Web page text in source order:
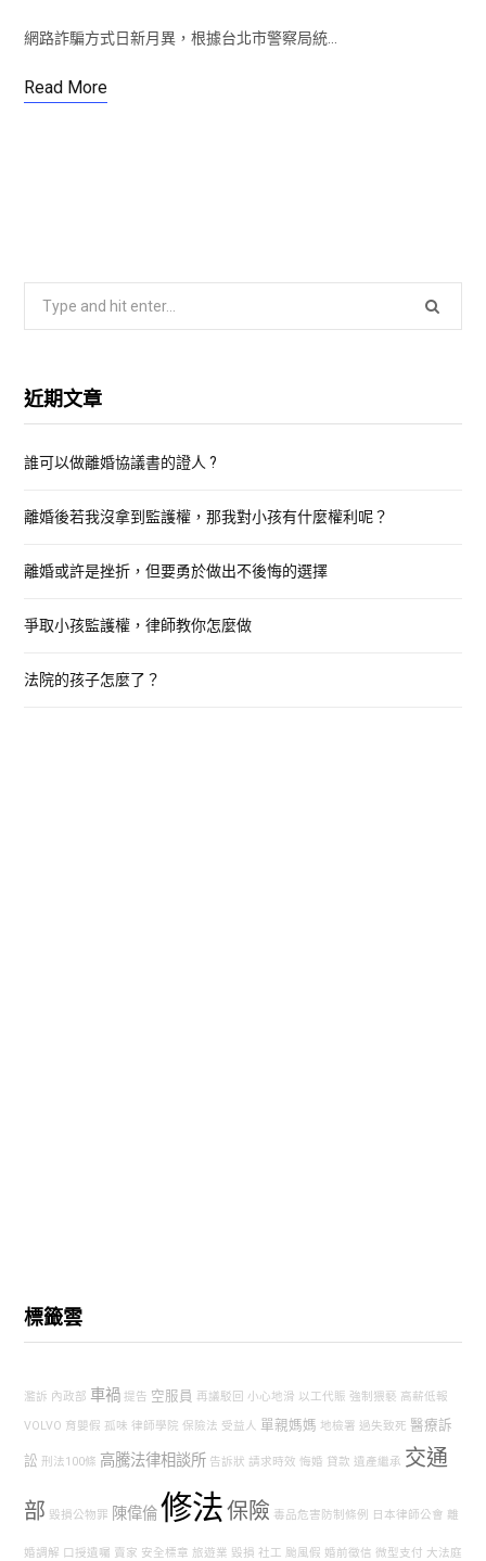
網路詐騙方式日新月異，根據台北市警察局統…
Read More
c
f
r
近期文章
誰可以做離婚協議書的證人 ?
離婚後若我沒拿到監護權，那我對小孩有什麼權利呢？
離婚或許是挫折，但要勇於做出不後悔的選擇
爭取小孩監護權，律師教你怎麼做
法院的孩子怎麼了？
標籤雲
濫訴 內政部 車禍 提告 空服員 再議駁回 小心地滑 以工代賑 強制猥褻 高薪低報
VOLVO 育嬰假 孤味 律師學院 保險法 受益人 單親媽媽 地檢署 過失致死 醫療訴
訟 刑法100條 高騰法律相談所 告訴狀 請求時效 悔婚 貸款 遺產繼承 交通
部 毀損公物罪 陳偉倫修法保險 毒品危害防制條例 日本律師公會 離
婚調解 口授遺囑 賣家 安全標章 旅遊業 毀損 社工 颱風假 婚前徵信 微型支付 大法庭